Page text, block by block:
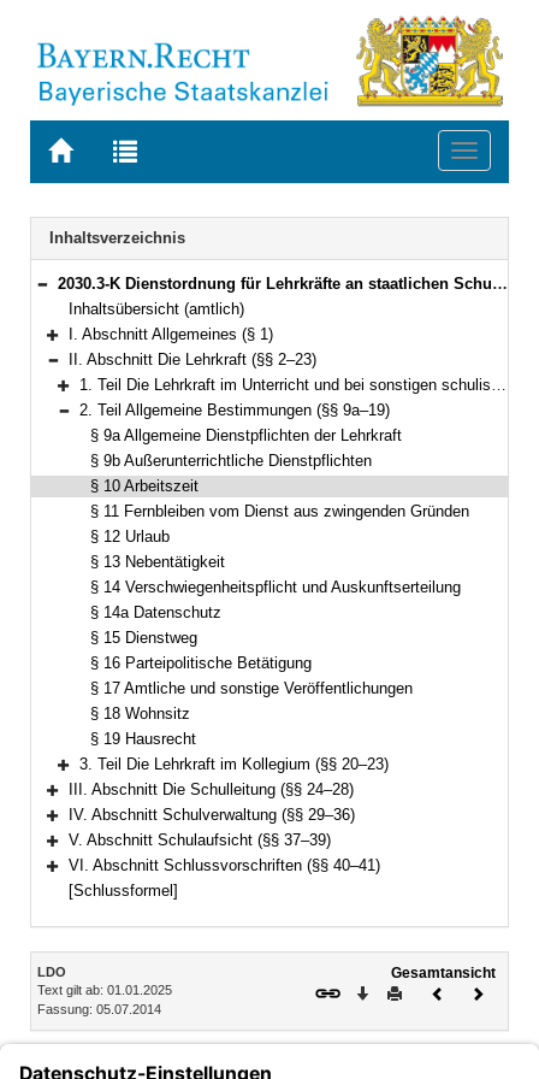
Zur
BAYERN.RECHT
Zur
letzten
Suche
Toggle
Navigation
Inhaltsverzeichnis
Bereich reduzieren
2030.3-K Dienstordnung für Lehrkräfte an staatlichen Schulen in Bayern (Lehrerdienstordnung – LDO) Bekanntmachung des Bayerischen Staatsministeriums für Bildung und Kultus, Wissenschaft und Kunst vom 5. Juli 2014, Az. II.5-5 P 4011.1-6b.52 562 (KWMBl. S. 112) (§§ 1–41)
Inhaltsübersicht (amtlich)
Bereich erweitern
I. Abschnitt Allgemeines (§ 1)
Bereich reduzieren
II. Abschnitt Die Lehrkraft (§§ 2–23)
Bereich erweitern
1. Teil Die Lehrkraft im Unterricht und bei sonstigen schulischen Veranstaltungen (§§ 2–8)
Bereich reduzieren
2. Teil Allgemeine Bestimmungen (§§ 9a–19)
§ 9a Allgemeine Dienstpflichten der Lehrkraft
§ 9b Außerunterrichtliche Dienstpflichten
§ 10 Arbeitszeit
§ 11 Fernbleiben vom Dienst aus zwingenden Gründen
§ 12 Urlaub
§ 13 Nebentätigkeit
§ 14 Verschwiegenheitspflicht und Auskunftserteilung
§ 14a Datenschutz
§ 15 Dienstweg
§ 16 Parteipolitische Betätigung
§ 17 Amtliche und sonstige Veröffentlichungen
§ 18 Wohnsitz
§ 19 Hausrecht
Bereich erweitern
3. Teil Die Lehrkraft im Kollegium (§§ 20–23)
Bereich erweitern
III. Abschnitt Die Schulleitung (§§ 24–28)
Bereich erweitern
IV. Abschnitt Schulverwaltung (§§ 29–36)
Bereich erweitern
V. Abschnitt Schulaufsicht (§§ 37–39)
Bereich erweitern
VI. Abschnitt Schlussvorschriften (§§ 40–41)
[Schlussformel]
Inhalt
LDO
Text gilt ab: 01.01.2025
Fassung: 05.07.2014
Gesamtansicht
Download
DruckenVorheriges